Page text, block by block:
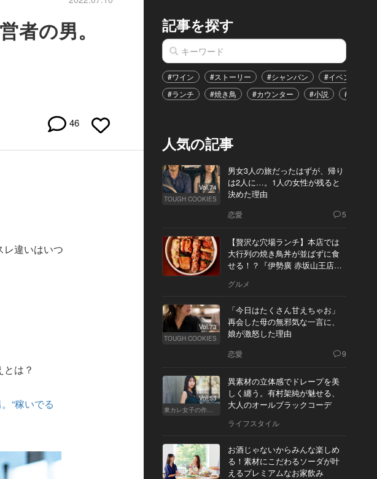
者の男。
46
違いはいつ
は？
“稼いでる
記事を探す
#ワイン #ストーリー #シャンパン #イベント
#ランチ
#焼き鳥 #カウンター #小説 #恋愛
人気の記事
Vol.74
TOUGH COOKIES
男女3人の旅だったはずが、帰り
は2人に…。1人の女性が残ると
決めた理由
恋愛 5
【贅沢な穴場ランチ】本店では
大行列の焼き鳥丼が並ばずに食
せる！？『伊勢廣 赤坂山王店』
グルメ
Vol.73
TOUGH COOKIES
「今日はたくさん甘えちゃお」
再会した母の無邪気な一言に、
娘が激怒した理由
恋愛 9
Vol.53
東カレ女子の作り方
異素材の立体感でドレープを美
しく纏う。有村架純が魅せる、
大人のオールブラックコーデ
ライフスタイル
お酒じゃないからみんな楽しめ
る！素材にこだわるソーダが叶
えるプレミアムなお家飲み